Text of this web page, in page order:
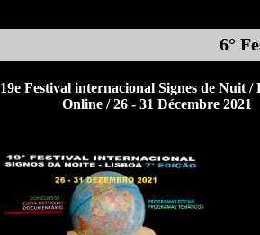
6°
19e Festival internacional Signes de Nuit /
Online / 26 - 31 Décembre 2021